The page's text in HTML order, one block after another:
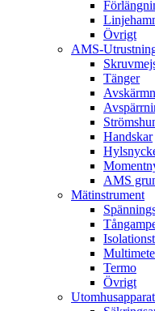
Övrigt
AMS-
Tänger
Handskar
AMS
Mätinstrument
Termo
Övrigt